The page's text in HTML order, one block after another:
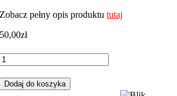
Zobacz pełny opis produktututaj
50,00zł
Dodaj do koszyka